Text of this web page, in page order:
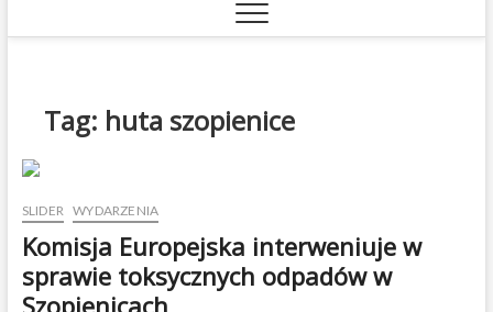
Tag: huta szopienice
SLIDER WYDARZENIA
Komisja Europejska interweniuje w
sprawie toksycznych odpadów w
Szopienicach